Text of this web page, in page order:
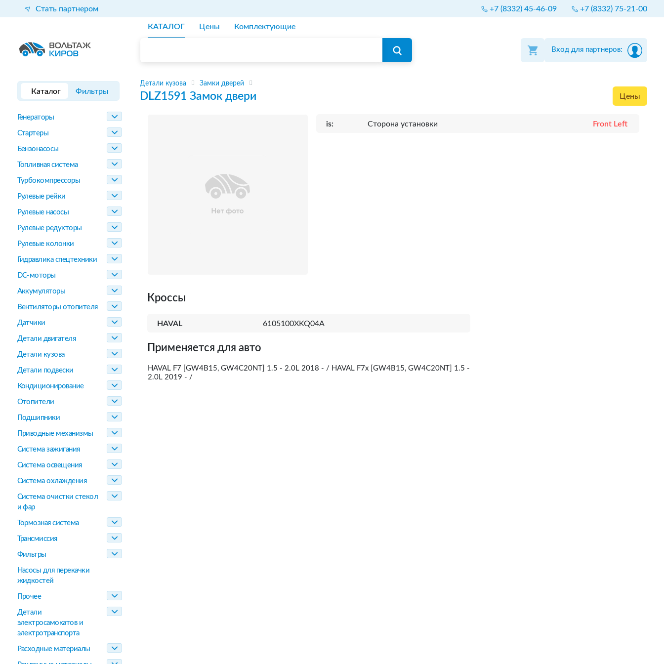
Стать партнером +7 (8332) 45-46-09 +7 (8332) 75-21-00
КАТАЛОГ Цены Комплектующие
Вход для партнеров:
Каталог Фильтры
Генераторы
Стартеры
Бензонасосы
Топливная система
Турбокомпрессоры
Рулевые рейки
Рулевые насосы
Рулевые редукторы
Рулевые колонки
Гидравлика спецтехники
DC-моторы
Аккумуляторы
Вентиляторы отопителя
Датчики
Детали двигателя
Детали кузова
Детали подвески
Кондиционирование
Отопители
Подшипники
Приводные механизмы
Система зажигания
Система освещения
Система охлаждения
Система очистки стекол
и фар
Тормозная система
Трансмиссия
Фильтры
Насосы для перекачки
жидкостей
Прочее
Детали
электросамокатов и
электротранспорта
Расходные материалы
Детали кузова Замки дверей
DLZ1591 Замок двери Цены
is: Сторона установки Front Left
Кроссы
HAVAL 6105100XKQ04A
Применяется для авто
HAVAL F7 [GW4B15, GW4C20NT] 1.5 - 2.0L 2018 - / HAVAL F7x [GW4B15, GW4C20NT] 1.5 -
2.0L 2019 - /